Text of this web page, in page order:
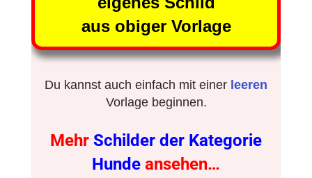
aus obiger Vorlage
Du kannst auch einfach mit einer leeren
Vorlage beginnen.
Mehr Schilder der Kategorie
Hunde ansehen…